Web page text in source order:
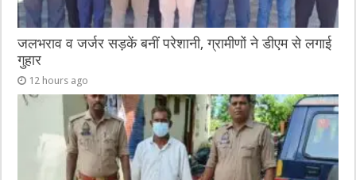
जलभराव व जर्जर सड़कें बनीं परेशानी, ग्रामीणों ने डीएम से लगाई
गुहार
12 hours ago